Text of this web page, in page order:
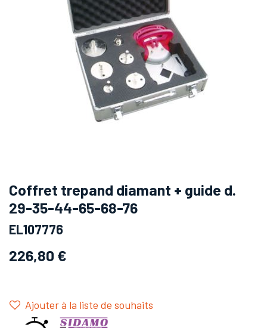
Coffret trepand diamant + guide d.
29-35-44-65-68-76
EL107776
226,80 €
Ajouter à la liste de souhaits